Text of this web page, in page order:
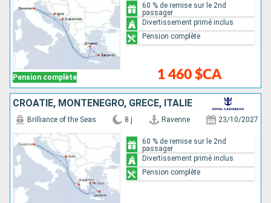
Pension complète 1 460 $CA
60 % de remise sur le 2nd
passager
Divertissement primé inclus
Pension complète
CROATIE, MONTÉNÉGRO, GRÈCE, ITALIE
Brilliance of the Seas 8 j Ravenne 23/10/2027
60 % de remise sur le 2nd
passager
Divertissement primé inclus
Pension complète